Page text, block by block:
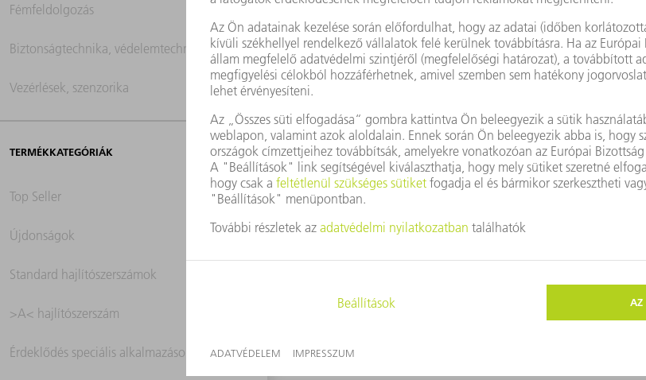
Fémfeldolgozás
Biztonságtechnika, védelemtechnika
Vezérlések, szenzorika
TERMÉKKATEGÓRIÁK
Top Seller
Újdonságok
Standard hajlítószerszámok
>A< hajlítószerszám
Érdeklődés speciális alkalmazások iránt
0 találat